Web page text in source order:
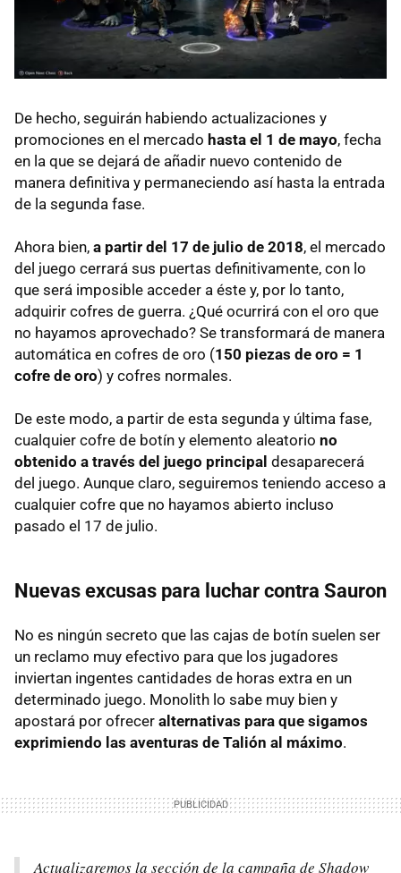
De hecho, seguirán habiendo actualizaciones y
promociones en el mercado hasta el 1 de mayo, fecha
en la que se dejará de añadir nuevo contenido de
manera definitiva y permaneciendo así hasta la entrada
de la segunda fase.
Ahora bien, a partir del 17 de julio de 2018, el mercado
del juego cerrará sus puertas definitivamente, con lo
que será imposible acceder a éste y, por lo tanto,
adquirir cofres de guerra. ¿Qué ocurrirá con el oro que
no hayamos aprovechado? Se transformará de manera
automática en cofres de oro (150 piezas de oro = 1
cofre de oro) y cofres normales.
De este modo, a partir de esta segunda y última fase,
cualquier cofre de botín y elemento aleatorio no
obtenido a través del juego principal desaparecerá
del juego. Aunque claro, seguiremos teniendo acceso a
cualquier cofre que no hayamos abierto incluso
pasado el 17 de julio.
Nuevas excusas para luchar contra Sauron
No es ningún secreto que las cajas de botín suelen ser
un reclamo muy efectivo para que los jugadores
inviertan ingentes cantidades de horas extra en un
determinado juego. Monolith lo sabe muy bien y
apostará por ofrecer alternativas para que sigamos
exprimiendo las aventuras de Talión al máximo.
Actualizaremos la sección de la campaña de Shadow